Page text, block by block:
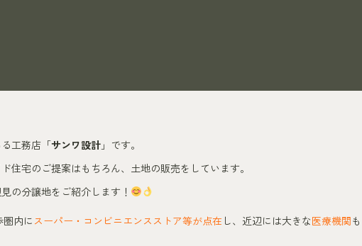
工務店「サンワ設計 」です。
住宅のご提案はもちろん、土地の販売をしています。
の分譲地をご紹介します！
圏内に スーパー・コンビニエンスストア等が点在 し、近辺には大きな医療機関